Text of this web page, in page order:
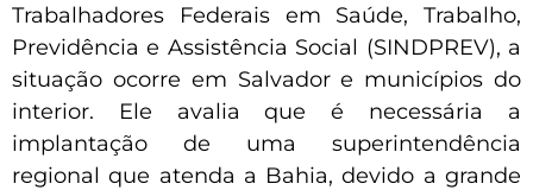
Trabalhadores Federais em Saúde, Trabalho,
Previdência e Assistência Social (SINDPREV), a
situação ocorre em Salvador e municípios do
interior. Ele avalia que é necessária a
implantação de uma superintendência
regional que atenda a Bahia, devido a grande